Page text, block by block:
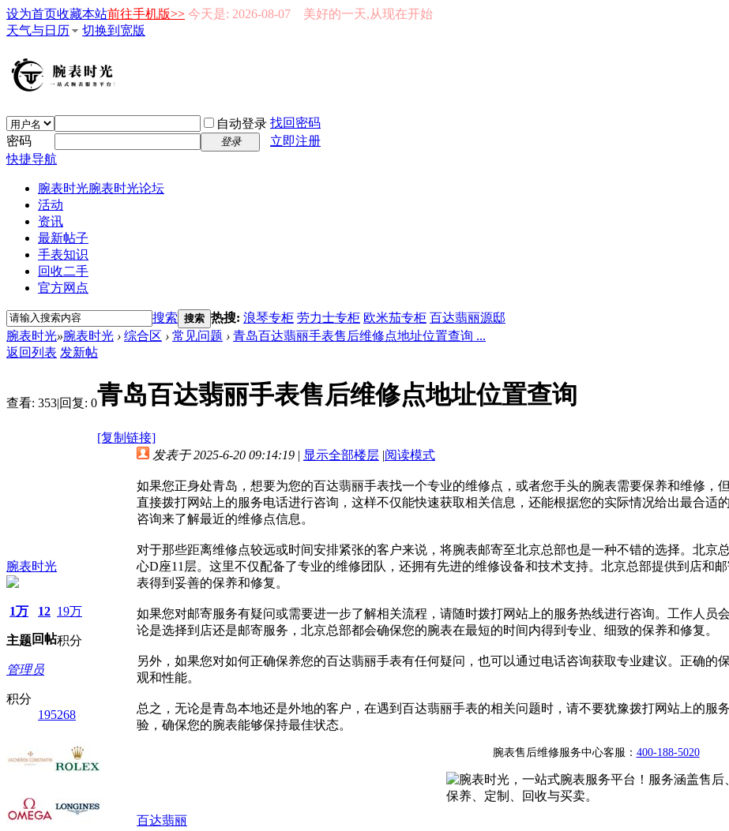
设为首页收藏本站前往手机版>> 今天是: 2026-08-07 美好的一天,从现在开始
天气与日历
切换到宽版
自动登录 找回密码
密码
登录
立即注册
快捷导航
腕表时光腕表时光论坛
活动
资讯
最新帖子
手表知识
回收二手
官方网点
搜索 搜索 热搜: 浪琴专柜 劳力士专柜 欧米茄专柜 百达翡丽源邸
腕表时光»腕表时光 › 综合区 › 常见问题 › 青岛百达翡丽手表售后维修点地址位置查询 ...
返回列表 发新帖
查看: 353|回复: 0青岛百达翡丽手表售后维修点地址位置查询
[复制链接]
腕表时光
1万
主题
12
回帖
19万
积分
管理员
积分
195268
发表于 2025-6-20 09:14:19 | 显示全部楼层 |阅读模式
如果您正身处青岛，想要为您的百达翡丽手表找一个专业的维修点，或者您手头的腕表需要保养和维修，
直接拨打网站上的服务电话进行咨询，这样不仅能快速获取相关信息，还能根据您的实际情况给出最合适
咨询来了解最近的维修点信息。
对于那些距离维修点较远或时间安排紧张的客户来说，将腕表邮寄至北京总部也是一种不错的选择。北京
心D座11层。这里不仅配备了专业的维修团队，还拥有先进的维修设备和技术支持。北京总部提供到店和
表得到妥善的保养和修复。
如果您对邮寄服务有疑问或需要进一步了解相关流程，请随时拨打网站上的服务热线进行咨询。工作人员
论是选择到店还是邮寄服务，北京总部都会确保您的腕表在最短的时间内得到专业、细致的保养和修复。
另外，如果您对如何正确保养您的百达翡丽手表有任何疑问，也可以通过电话咨询获取专业建议。正确的
观和性能。
总之，无论是青岛本地还是外地的客户，在遇到百达翡丽手表的相关问题时，请不要犹豫拨打网站上的服
验，确保您的腕表能够保持最佳状态。
腕表售后维修服务中心客服： 400-188-5020
百达翡丽